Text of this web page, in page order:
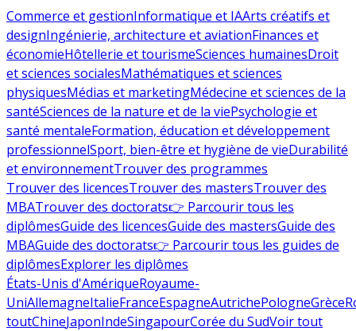
Commerce et gestionInformatique et IAArts créatifs et
designIngénierie, architecture et aviationFinances et
économieHôtellerie et tourismeSciences humainesDroit
et sciences socialesMathématiques et sciences
physiquesMédias et marketingMédecine et sciences de la
santéSciences de la nature et de la viePsychologie et
santé mentaleFormation, éducation et développement
professionnelSport, bien-être et hygiène de vieDurabilité
et environnementTrouver des programmes
Trouver des licencesTrouver des mastersTrouver des
MBATrouver des doctorats👉 Parcourir tous les
diplômesGuide des licencesGuide des mastersGuide des
MBAGuide des doctorats👉 Parcourir tous les guides de
diplômesExplorer les diplômes
États-Unis d'AmériqueRoyaume-
UniAllemagneItalieFranceEspagneAutrichePologneGrèce
toutChineJaponIndeSingapourCorée du SudVoir tout